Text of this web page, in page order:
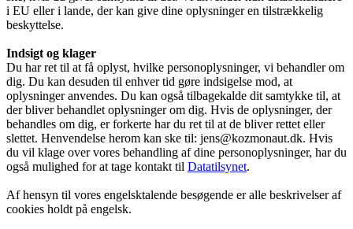
i EU eller i lande, der kan give dine oplysninger en tilstrækkelig
beskyttelse.
Indsigt og klager
Du har ret til at få oplyst, hvilke personoplysninger, vi behandler om
dig. Du kan desuden til enhver tid gøre indsigelse mod, at
oplysninger anvendes. Du kan også tilbagekalde dit samtykke til, at
der bliver behandlet oplysninger om dig. Hvis de oplysninger, der
behandles om dig, er forkerte har du ret til at de bliver rettet eller
slettet. Henvendelse herom kan ske til: jens@kozmonaut.dk. Hvis
du vil klage over vores behandling af dine personoplysninger, har du
også mulighed for at tage kontakt til Datatilsynet.
Af hensyn til vores engelsktalende besøgende er alle beskrivelser af
cookies holdt på engelsk.